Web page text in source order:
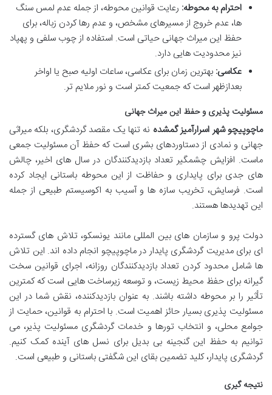
احترام به محوطه: رعایت قوانین محوطه، از جمله عدم لمس سنگ
ها، عدم خروج از مسیرهای مشخص، و عدم رها کردن زباله، برای
حفظ این میراث جهانی حیاتی است. استفاده از چوب سلفی و پهپاد
نیز محدودیت هایی دارد.
عکاسی: بهترین زمان برای عکاسی، ساعات اولیه صبح یا اواخر
بعدازظهر است که جمعیت کمتر است و نور ملایم تر.
مسئولیت پذیری و حفظ این میراث جهانی
ماچوپیچو شهر اسرارآمیز گمشده نه تنها یک مقصد گردشگری، بلکه میراثی
جهانی و نمادی از دستاوردهای بشری است که حفظ آن مسئولیت جمعی
ماست. افزایش چشمگیر تعداد بازدیدکنندگان در سال های اخیر، چالش
های جدی برای پایداری و حفاظت از این محوطه باستانی ایجاد کرده
است. فرسایش، تخریب سازه ها و آسیب به اکوسیستم طبیعی از جمله
این تهدیدها هستند.
دولت پرو و سازمان های بین المللی مانند یونسکو، تلاش های گسترده
ای برای مدیریت گردشگری پایدار در ماچوپیچو انجام داده اند. این تلاش
ها شامل محدود کردن تعداد بازدیدکنندگان روزانه، اجرای قوانین سخت
گیرانه برای حفظ محیط زیست، و توسعه زیرساخت هایی است که کمترین
تأثیر را بر محوطه داشته باشند. به عنوان بازدیدکننده، نقش شما در این
مسئولیت پذیری بسیار حائز اهمیت است. با احترام به قوانین، حمایت از
جوامع محلی، و انتخاب تورها و خدمات گردشگری مسئولیت پذیر، می
توانیم به حفظ این گنجینه بی بدیل برای نسل های آینده کمک کنیم.
گردشگری پایدار، کلید تضمین بقای این شگفتی باستانی و طبیعی است.
نتیجه گیری